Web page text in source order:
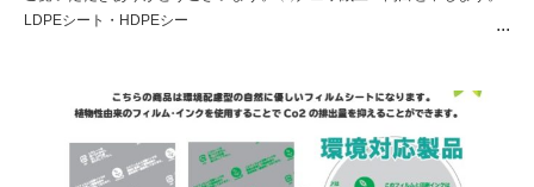
LDPEシート・HDPEシー